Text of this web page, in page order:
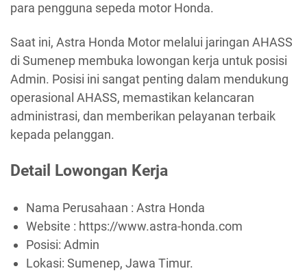
para pengguna sepeda motor Honda.
Saat ini, Astra Honda Motor melalui jaringan AHASS
di Sumenep membuka lowongan kerja untuk posisi
Admin. Posisi ini sangat penting dalam mendukung
operasional AHASS, memastikan kelancaran
administrasi, dan memberikan pelayanan terbaik
kepada pelanggan.
Detail Lowongan Kerja
Nama Perusahaan : Astra Honda
Website : https://www.astra-honda.com
Posisi: Admin
Lokasi: Sumenep, Jawa Timur.